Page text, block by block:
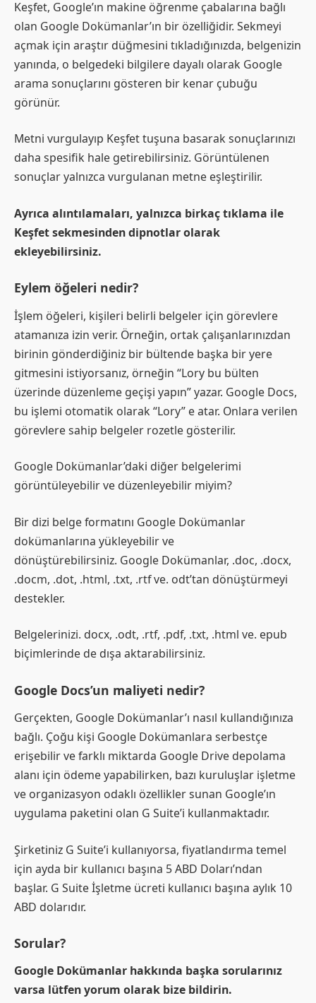
Keşfet, Google’ın makine öğrenme çabalarına bağlı
olan Google Dokümanlar’ın bir özelliğidir. Sekmeyi
açmak için araştır düğmesini tıkladığınızda, belgenizin
yanında, o belgedeki bilgilere dayalı olarak Google
arama sonuçlarını gösteren bir kenar çubuğu
görünür.
Metni vurgulayıp Keşfet tuşuna basarak sonuçlarınızı
daha spesifik hale getirebilirsiniz. Görüntülenen
sonuçlar yalnızca vurgulanan metne eşleştirilir.
Ayrıca alıntılamaları, yalnızca birkaç tıklama ile
Keşfet sekmesinden dipnotlar olarak
ekleyebilirsiniz.
Eylem öğeleri nedir?
İşlem öğeleri, kişileri belirli belgeler için görevlere
atamanıza izin verir. Örneğin, ortak çalışanlarınızdan
birinin gönderdiğiniz bir bültende başka bir yere
gitmesini istiyorsanız, örneğin “Lory bu bülten
üzerinde düzenleme geçişi yapın” yazar. Google Docs,
bu işlemi otomatik olarak “Lory” e atar. Onlara verilen
görevlere sahip belgeler rozetle gösterilir.
Google Dokümanlar’daki diğer belgelerimi
görüntüleyebilir ve düzenleyebilir miyim?
Bir dizi belge formatını Google Dokümanlar
dokümanlarına yükleyebilir ve
dönüştürebilirsiniz. Google Dokümanlar, .doc, .docx,
.docm, .dot, .html, .txt, .rtf ve. odt’tan dönüştürmeyi
destekler.
Belgelerinizi. docx, .odt, .rtf, .pdf, .txt, .html ve. epub
biçimlerinde de dışa aktarabilirsiniz.
Google Docs’un maliyeti nedir?
Gerçekten, Google Dokümanlar’ı nasıl kullandığınıza
bağlı. Çoğu kişi Google Dokümanlara serbestçe
erişebilir ve farklı miktarda Google Drive depolama
alanı için ödeme yapabilirken, bazı kuruluşlar işletme
ve organizasyon odaklı özellikler sunan Google’ın
uygulama paketini olan G Suite’i kullanmaktadır.
Şirketiniz G Suite’i kullanıyorsa, fiyatlandırma temel
için ayda bir kullanıcı başına 5 ABD Doları’ndan
başlar. G Suite İşletme ücreti kullanıcı başına aylık 10
ABD dolarıdır.
Sorular?
Google Dokümanlar hakkında başka sorularınız
varsa lütfen yorum olarak bize bildirin.